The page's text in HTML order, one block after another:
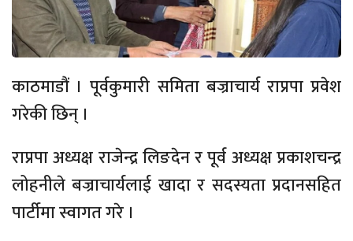
काठमाडौं । पूर्वकुमारी समिता बज्राचार्य राप्रपा प्रवेश
गरेकी छिन् ।
राप्रपा अध्यक्ष राजेन्द्र लिङदेन र पूर्व अध्यक्ष प्रकाशचन्द्र
लोहनीले बज्राचार्यलाई खादा र सदस्यता प्रदानसहित
पार्टीमा स्वागत गरे ।